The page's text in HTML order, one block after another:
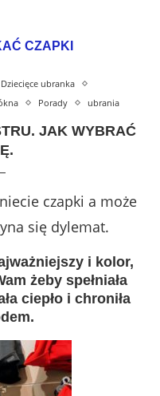
CZAPKI
Dziecięce ubranka
Porady ubrania
JAK WYBRAĆ
czapki a może
się dylemat.
i kolor,
żeby spełniała
ciepło i chroniła